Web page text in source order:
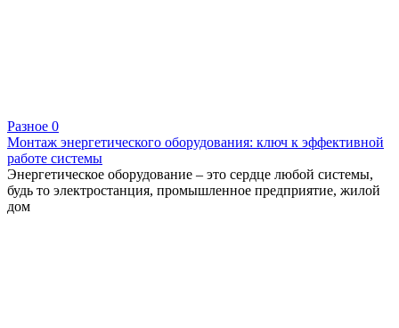
Разное 0
Монтаж энергетического оборудования: ключ к эффективной
работе системы
Энергетическое оборудование – это сердце любой системы,
будь то электростанция, промышленное предприятие, жилой
дом